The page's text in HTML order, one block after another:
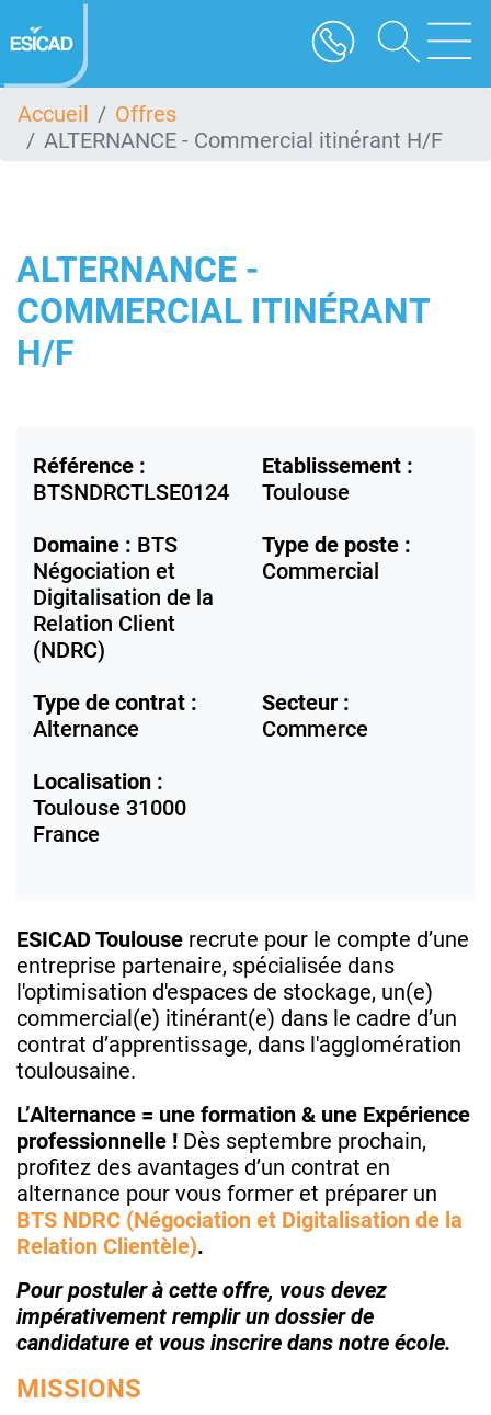
au
contenu
Accueil
Offres
ALTERNANCE - Commercial itinérant H/F
ALTERNANCE -
COMMERCIAL ITINÉRANT
H/F
Référence :
BTSNDRCTLSE0124
Etablissement :
Toulouse
Domaine : BTS
Négociation et
Digitalisation de la
Relation Client
(NDRC)
Type de poste :
Commercial
Type de contrat :
Alternance
Secteur :
Commerce
Localisation :
Toulouse 31000
France
ESICAD Toulouse recrute pour le compte d’une
entreprise partenaire, spécialisée dans
l'optimisation d'espaces de stockage, un(e)
commercial(e) itinérant(e) dans le cadre d’un
contrat d’apprentissage, dans l'agglomération
toulousaine.
L’Alternance = une formation & une Expérience
professionnelle ! Dès septembre prochain,
profitez des avantages d’un contrat en
alternance pour vous former et préparer un
BTS NDRC (Négociation et Digitalisation de la
Relation Clientèle).
Pour postuler à cette offre, vous devez
impérativement remplir un dossier de
candidature et vous inscrire dans notre école.
MISSIONS